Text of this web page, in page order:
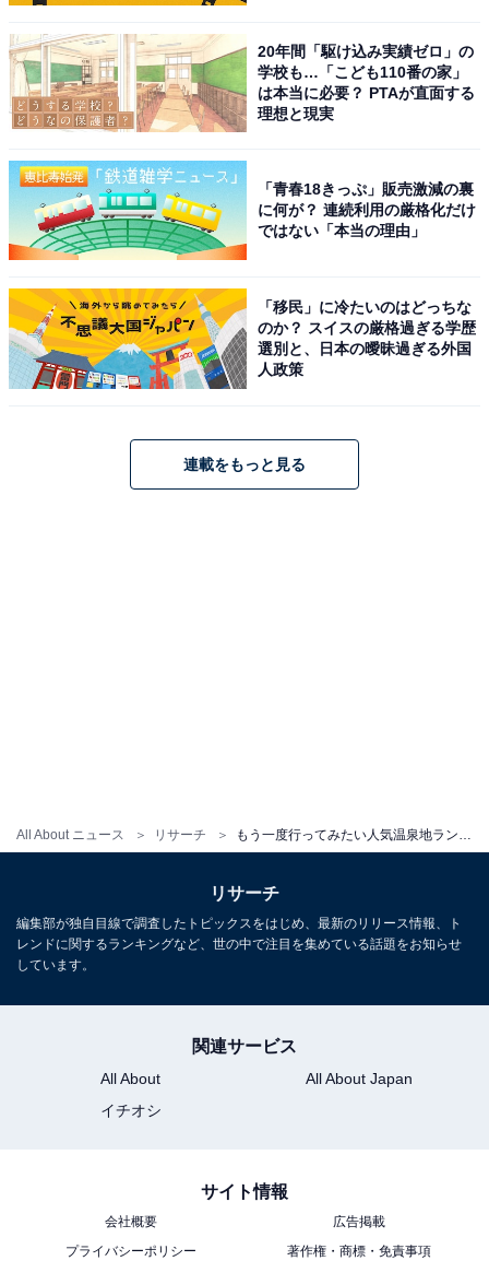
All About ニュース リサーチ
多く立ち並びます。都心からのアクセス抜群で、日帰り
温泉が楽しめる気軽さも魅力です。
おしゃれなカフェなども点在する風情ある街並みで、グ
美術館」「箱根ガラスの森美術館」「芦ノ湖」「箱根神
社」など、周辺の観光スポットも人気です。回答者から
は、「街の雰囲気」「交通」「自然」の項目が高く評価
人気を集めました。
【おすすめ記事】
東北地方の観光地満足度ランキング！ 3位「松島」、2位
【関連リンク】
・じゃらんリサーチセンター
20年間「駆け込み実績ゼロ」の
学校も…「こども110番の家」
は本当に必要？ PTAが直面する
理想と現実
「青春18きっぷ」販売激減の裏
に何が？ 連続利用の厳格化だけ
ではない「本当の理由」
「移民」に冷たいのはどっちな
のか？ スイスの厳格過ぎる学歴
選別と、日本の曖昧過ぎる外国
人政策
連載をもっと見る
リサーチ
編集部が独自目線で調査したトピックスをはじめ、最新のリリース情報、ト
レンドに関するランキングなど、世の中で注目を集めている話題をお知らせ
しています。
関連サービス
All About
All About Japan
イチオシ
サイト情報
会社概要
広告掲載
プライバシーポリシー
著作権・商標・免責事項